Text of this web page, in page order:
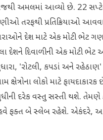
આજથી અમલમાં આવ્યો છે.
તરફથી પ્રતિક્રિયાઓ
દેશ માટે એક મોટી ભેટ
દેશને દિવાળીની એક મોટી
'રોટલી, કપડાં અને
લોકો માટે
દરેક વસ્તુ સસ્તી થશે. તેમણે
ફક્ત બે સ્લેબ રહેશે. એકંદરે,